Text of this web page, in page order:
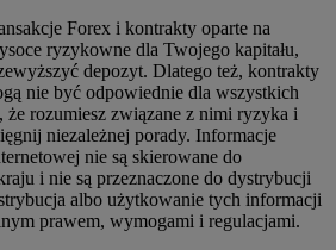
Forex i kontrakty oparte na
ryzykowne dla Twojego kapitału,
depozyt. Dlatego też, kontrakty
nie być odpowiednie dla wszystkich
rozumiesz związane z nimi ryzyka i
niezależnej porady. Informacje
nie są skierowane do
i nie są przeznaczone do dystrybucji
albo użytkowanie tych informacji
prawem, wymogami i regulacjami.